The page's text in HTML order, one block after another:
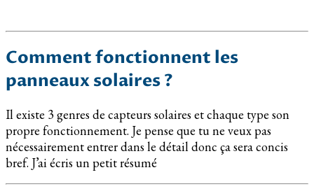
Comment fonctionnent les
panneaux solaires ?
Il existe 3 genres de capteurs solaires et chaque type son
propre fonctionnement. Je pense que tu ne veux pas
nécessairement entrer dans le détail donc ça sera concis
bref. J’ai écris un petit résumé